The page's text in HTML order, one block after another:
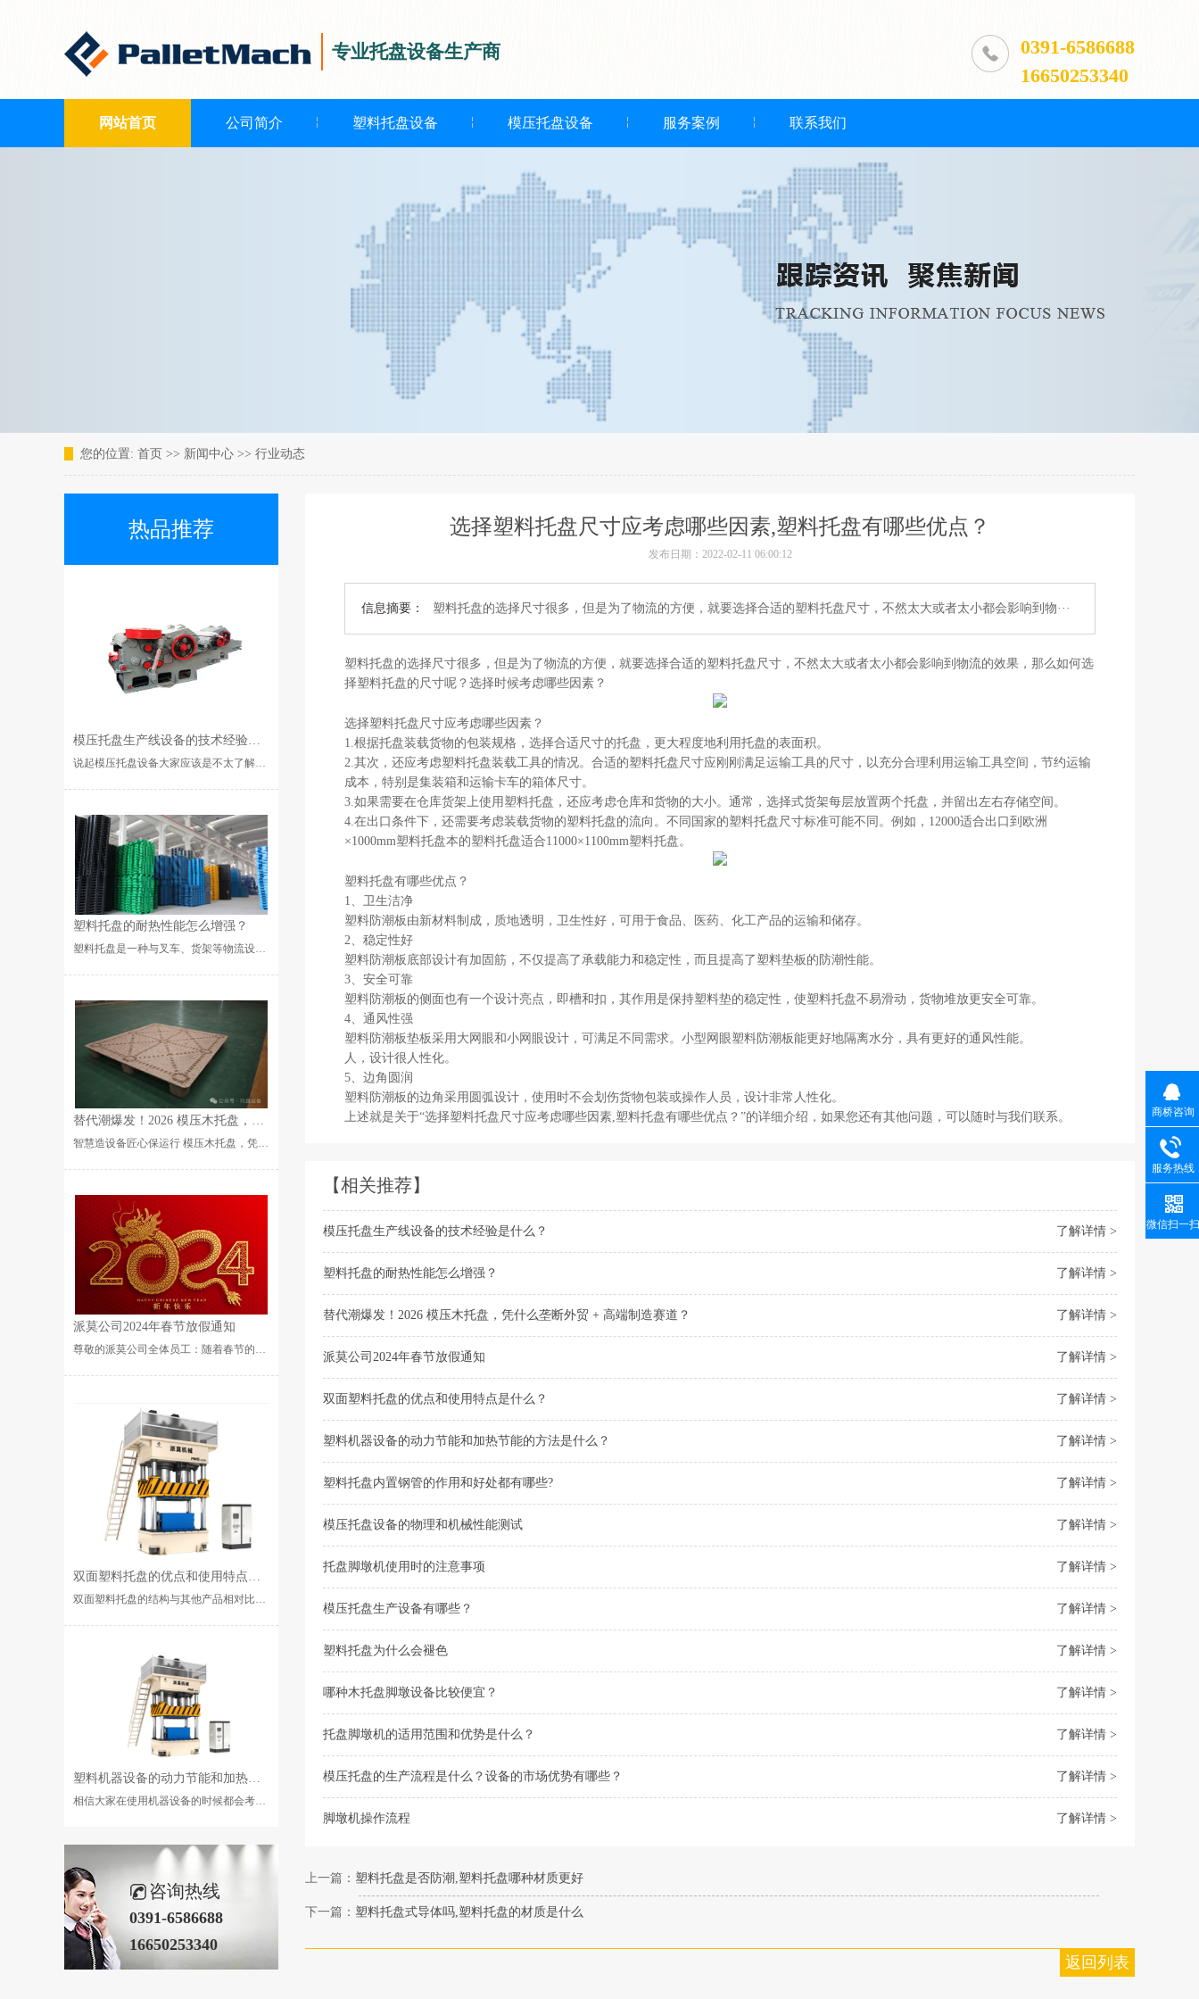
专业托盘设备生产商
0391-6586688
16650253340
网站首页 公司简介 塑料托盘设备 模压托盘设备 服务案例 联系我们
您的位置: 首页 >> 新闻中心 >> 行业动态
选择塑料托盘尺寸应考虑哪些因素,塑料托盘有哪些优点？
发布日期：2022-02-11 06:00:12
信息摘要： 塑料托盘的选择尺寸很多，但是为了物流的方便，就要选择合适的塑料托盘尺寸，不然太大或者太小都会影响到物···
塑料托盘的选择尺寸很多，但是为了物流的方便，就要选择合适的塑料托盘尺寸，不然太大或者太小都会影响到物流的效果，那么如何选
择塑料托盘的尺寸呢？选择时候考虑哪些因素？
选择塑料托盘尺寸应考虑哪些因素？
1.根据托盘装载货物的包装规格，选择合适尺寸的托盘，更大程度地利用托盘的表面积。
2.其次，还应考虑塑料托盘装载工具的情况。合适的塑料托盘尺寸应刚刚满足运输工具的尺寸，以充分合理利用运输工具空间，节约运输
成本，特别是集装箱和运输卡车的箱体尺寸。
3.如果需要在仓库货架上使用塑料托盘，还应考虑仓库和货物的大小。通常，选择式货架每层放置两个托盘，并留出左右存储空间。
4.在出口条件下，还需要考虑装载货物的塑料托盘的流向。不同国家的塑料托盘尺寸标准可能不同。例如，12000适合出口到欧洲
×1000mm塑料托盘本的塑料托盘适合11000×1100mm塑料托盘。
塑料托盘有哪些优点？
1、卫生洁净
塑料防潮板由新材料制成，质地透明，卫生性好，可用于食品、医药、化工产品的运输和储存。
2、稳定性好
塑料防潮板底部设计有加固筋，不仅提高了承载能力和稳定性，而且提高了塑料垫板的防潮性能。
3、安全可靠
塑料防潮板的侧面也有一个设计亮点，即槽和扣，其作用是保持塑料垫的稳定性，使塑料托盘不易滑动，货物堆放更安全可靠。
4、通风性强
塑料防潮板垫板采用大网眼和小网眼设计，可满足不同需求。小型网眼塑料防潮板能更好地隔离水分，具有更好的通风性能。
人，设计很人性化。
5、边角圆润
塑料防潮板的边角采用圆弧设计，使用时不会划伤货物包装或操作人员，设计非常人性化。
上述就是关于“选择塑料托盘尺寸应考虑哪些因素,塑料托盘有哪些优点？”的详细介绍，如果您还有其他问题，可以随时与我们联系。
【相关推荐】
了解详情 >
模压托盘生产线设备的技术经验是什么？
了解详情 >
塑料托盘的耐热性能怎么增强？
了解详情 >
替代潮爆发！2026 模压木托盘，凭什么垄断外贸 + 高端制造赛道？
了解详情 >
派莫公司2024年春节放假通知
了解详情 >
双面塑料托盘的优点和使用特点是什么？
了解详情 >
塑料机器设备的动力节能和加热节能的方法是什么？
了解详情 >
塑料托盘内置钢管的作用和好处都有哪些?
了解详情 >
模压托盘设备的物理和机械性能测试
了解详情 >
托盘脚墩机使用时的注意事项
了解详情 >
模压托盘生产设备有哪些？
了解详情 >
塑料托盘为什么会褪色
了解详情 >
哪种木托盘脚墩设备比较便宜？
了解详情 >
托盘脚墩机的适用范围和优势是什么？
了解详情 >
模压托盘的生产流程是什么？设备的市场优势有哪些？
了解详情 >
脚墩机操作流程
上一篇： 塑料托盘是否防潮,塑料托盘哪种材质更好
下一篇： 塑料托盘式导体吗,塑料托盘的材质是什么
返回列表
热品推荐
塑料托盘的耐热性能怎么增强？
塑料托盘是一种与叉车、货架等物流设备配套使用的物流单元，可用来存放、装载、搬运货物。夏天，烈日的暴晒···...
派莫公司2024年春节放假通知
双面塑料托盘的结构与其他产品相对比它的功能是比较好的，也是生活中不太常见的。它主要是用于食品加工行业···...
咨询热线
0391-6586688
16650253340
商桥咨询
服务热线
微信扫一扫